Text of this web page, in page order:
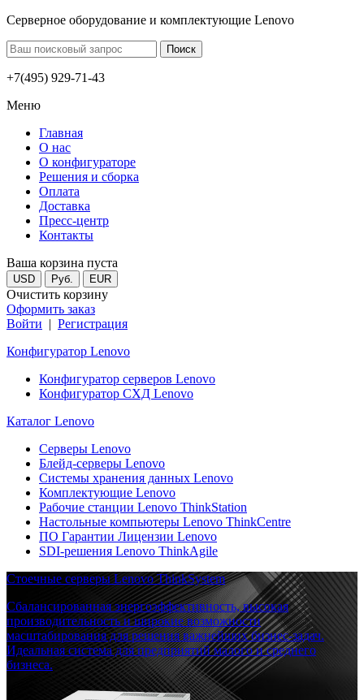
Серверное оборудование и комплектующие Lenovo
+7(495) 929-71-43
Меню
Главная
О нас
О конфигураторе
Решения и сборка
Оплата
Доставка
Пресс-центр
Контакты
Ваша корзина пуста
USD Руб. EUR
Очистить корзину
Оформить заказ
Войти | Регистрация
Конфигуратор Lenovo
Конфигуратор серверов Lenovo
Конфигуратор СХД Lenovo
Каталог Lenovo
Серверы Lenovo
Блейд-серверы Lenovo
Системы хранения данных Lenovo
Комплектующие Lenovo
Рабочие станции Lenovo ThinkStation
Настольные компьютеры Lenovo ThinkCentre
ПО Гарантии Лицензии Lenovo
SDI-решения Lenovo ThinkAgile
Стоечные серверы Lenovo ThinkSystem
Сбалансированная энергоэффективность, высокая
производительность и широкие возможности
масштабирования для решения важнейших бизнес-задач.
Идеальная система для предприятий малого и среднего
бизнеса.